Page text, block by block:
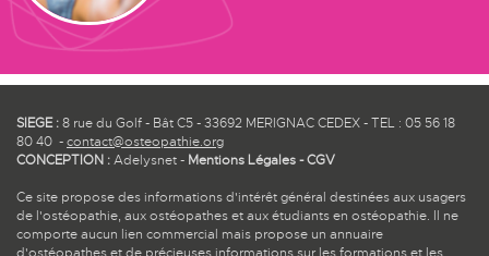
SIEGE :8 rue du Golf - Bât C5 - 33692 MERIGNAC CEDEX - TEL : 05 56 18
80 40 -contact@osteopathie.org
CONCEPTION :Adelysnet- Mentions Légales-CGV
Ce site propose des informations d'intérêt général destinées aux usagers
de l'ostéopathie, aux ostéopathes et aux étudiants en ostéopathie. Il ne
comporte aucun lien commercial mais propose un annuaire